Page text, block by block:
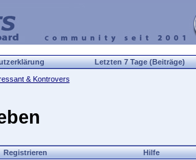
Letzten 7 Tage (Beiträge)
& Kontrovers
Registrieren Hilfe